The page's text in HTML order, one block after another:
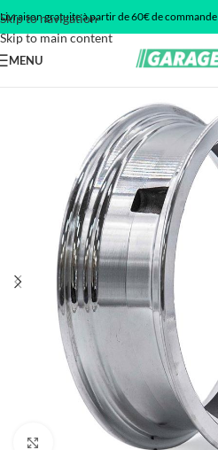
Skip to navigation
Skip to main content
Livraison gratuite à partir de 60€ de commande
MENU
Click to enlarge